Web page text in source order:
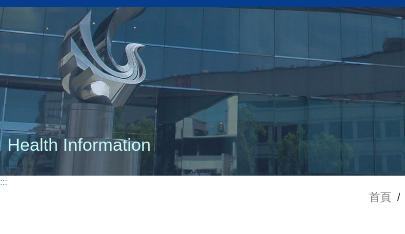
Health Information
:::
首頁 /